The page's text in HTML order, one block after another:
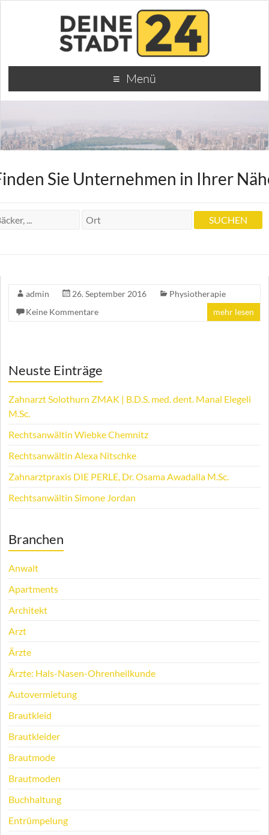
Menü
Sie Unternehmen in Ihrer
admin 26. September 2016
Physiotherapie
Keine Kommentare
mehr lesen
Neuste Einträge
Zahnarzt Solothurn ZMAK | B.D.S. med. dent. Manal Elegeli
M.Sc.
Rechtsanwältin Wiebke Chemnitz
Rechtsanwältin Alexa Nitschke
Zahnarztpraxis DIE PERLE, Dr. Osama Awadalla M.Sc.
Rechtsanwältin Simone Jordan
Branchen
Anwalt
Apartments
Architekt
Arzt
Ärzte
Ärzte: Hals-Nasen-Ohrenheilkunde
Autovermietung
Brautkleid
Brautkleider
Brautmode
Brautmoden
Buchhaltung
Entrümpelung